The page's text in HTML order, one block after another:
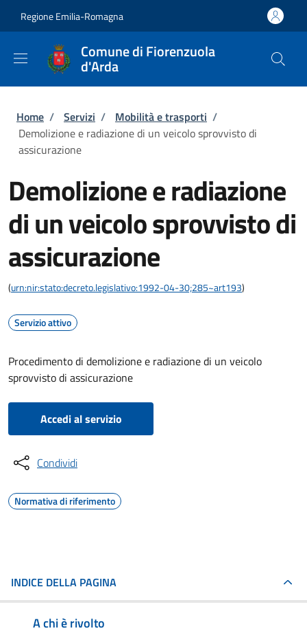
Regione Emilia-Romagna
Comune di Fiorenzuola
d'Arda
Briciole di pane
Home / Servizi / Mobilità e trasporti /
Demolizione e radiazione di un veicolo sprovvisto di
assicurazione
Demolizione e radiazione
di un veicolo sprovvisto di
assicurazione
(urn:nir:stato:decreto.legislativo:1992-04-30;285~art193)
Servizio attivo
Procedimento di demolizione e radiazione di un veicolo
sprovvisto di assicurazione
Accedi al servizio
Condividi
Normativa di riferimento
INDICE DELLA PAGINA
A chi è rivolto